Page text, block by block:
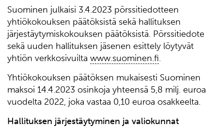
Suominen julkaisi 3.4.2023 pörssitiedotteen
yhtiökokouksen päätöksistä sekä hallituksen
järjestäytymiskokouksen päätöksistä. Pörssitiedote
sekä uuden hallituksen jäsenen esittely löytyvät
yhtiön verkkosivuilta www.suominen.fi.
Yhtiökokouksen päätöksen mukaisesti Suominen
maksoi 14.4.2023 osinkoja yhteensä 5,8 milj. euroa
vuodelta 2022, joka vastaa 0,10 euroa osakkeelta.
Hallituksen järjestäytyminen ja valiokunnat